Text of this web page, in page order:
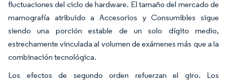
fluctuaciones del ciclo de hardware. El tamaño del mercado de
mamografía atribuido a Accesorios y Consumibles sigue
siendo una porción estable de un solo dígito medio,
estrechamente vinculada al volumen de exámenes más que a la
combinación tecnológica.
Los efectos de segundo orden refuerzan el giro. Los